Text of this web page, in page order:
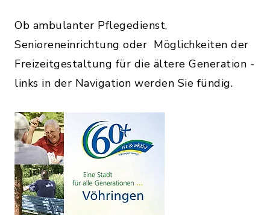
Ob ambulanter Pflegedienst,
Senioreneinrichtung oder Möglichkeiten der
Freizeitgestaltung für die ältere Generation -
links in der Navigation werden Sie fündig.